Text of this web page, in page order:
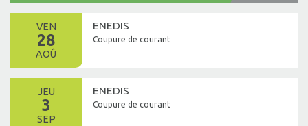
VEN
28
AOÛ
ENEDIS
Coupure de courant
JEU
3
SEP
ENEDIS
Coupure de courant